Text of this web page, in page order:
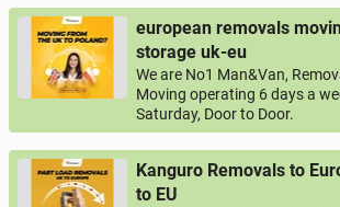
european removals
storage uk-eu
We are No1 Man&Van,
Moving operating 6 days a
Saturday, Door to Door.
Kanguro Removals to
to EU